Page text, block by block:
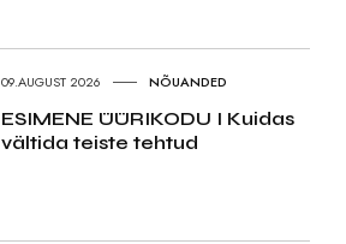
09.AUGUST 2026 NÕUANDED
ESIMENE ÜÜRIKODU I Kuidas
vältida teiste tehtud